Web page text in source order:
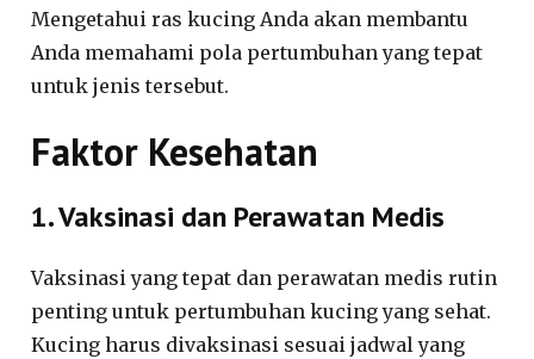
Mengetahui ras kucing Anda akan membantu
Anda memahami pola pertumbuhan yang tepat
untuk jenis tersebut.
Faktor Kesehatan
1. Vaksinasi dan Perawatan Medis
Vaksinasi yang tepat dan perawatan medis rutin
penting untuk pertumbuhan kucing yang sehat.
Kucing harus divaksinasi sesuai jadwal yang